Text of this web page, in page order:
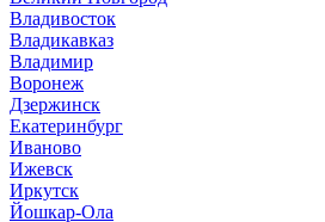
Владивосток
Владикавказ
Владимир
Воронеж
Дзержинск
Екатеринбург
Иваново
Ижевск
Иркутск
Йошкар-Ола